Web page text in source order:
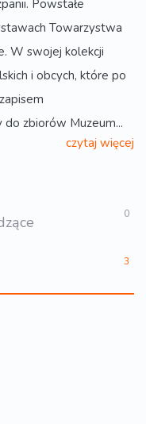
Powstałe
Towarzystwa
W swojej kolekcji
i obcych, które po
zbiorów Muzeum...
czytaj więcej
0
3